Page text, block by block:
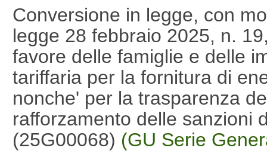
Conversione in legge, con
legge 28 febbraio 2025, n.
favore delle famiglie e delle
tariffaria per la fornitura di
nonche' per la trasparenza
rafforzamento delle sanzioni
(25G00068) (GU Serie